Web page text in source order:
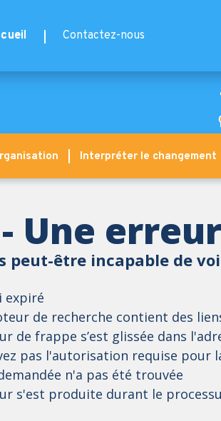
Contactez-nous
Interpréter le changement
- Une
peut-être incapable de
expiré
de recherche contient des
de frappe s’est glissée dans
pas l'autorisation requise pour
n'a pas été trouvée
s'est produite durant le